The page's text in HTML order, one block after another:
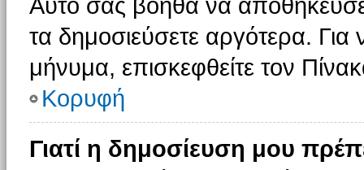
Αυτό σας βοηθά να
τα δημοσιεύσετε αργότερα.
μήνυμα, επισκεφθείτε τον
Κορυφή
Γιατί η δημοσίευση μου